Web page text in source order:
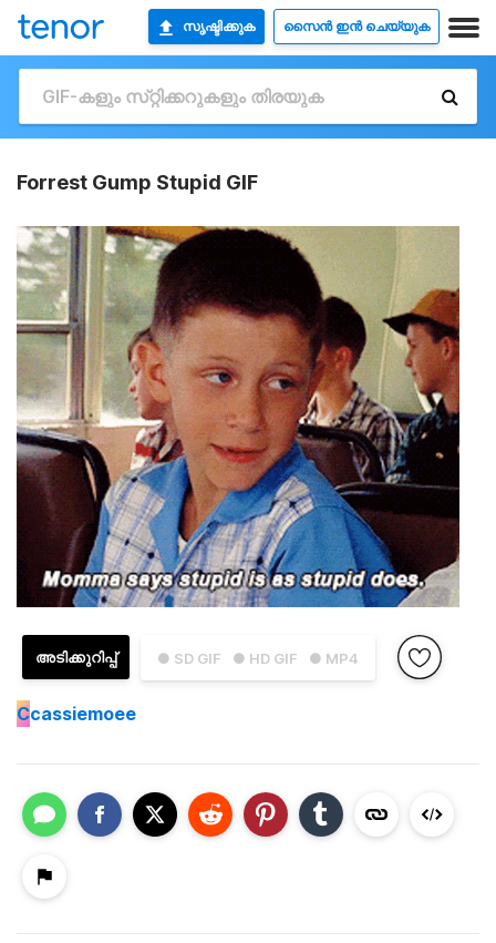
സൃഷ്ടിക്കുക സൈൻ ഇൻ ചെയ്യുക
Forrest Gump Stupid GIF
● SD GIF ● HD GIF ● MP4
അടിക്കുറിപ്പ്
Ccassiemoee